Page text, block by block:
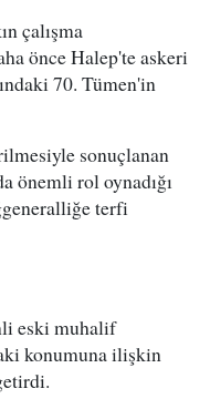
çalışma
önce Halep'te askeri
70. Tümen'in
sonuçlanan
önemli rol oynadığı
terfi
eski muhalif
konumuna ilişkin